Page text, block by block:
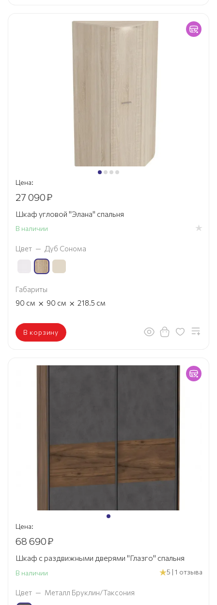
Цена:
27 090₽
Шкаф угловой "Элана" спальня
В наличии
Цвет — Дуб Сонома
Габариты
90 см × 90 см × 218.5 см
В корзину
Цена:
68 690₽
Шкаф с раздвижными дверями "Глазго" спальня
В наличии 5 | 1 отзыва
Цвет — Металл Бруклин/Таксония